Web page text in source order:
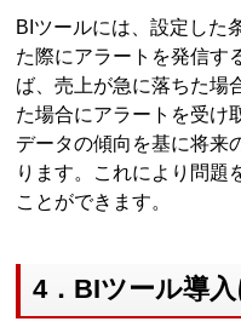
BIツールには、設定した
た際にアラートを発信す
ば、売上が急に落ちた場
た場合にアラートを受け
データの傾向を基に将来
ります。これにより問題
ことができます。
4．BIツール導